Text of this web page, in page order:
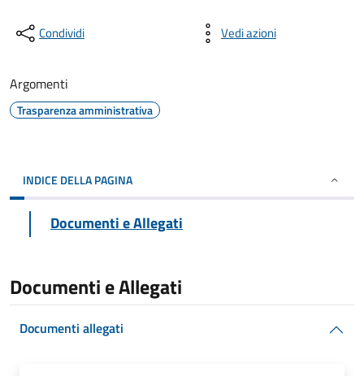
Condividi Vedi azioni
Argomenti
Trasparenza amministrativa
INDICE DELLA PAGINA
Documenti e Allegati
Documenti e Allegati
Documenti allegati